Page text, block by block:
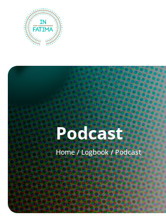
Podcast
Home /Logbook /Podcast